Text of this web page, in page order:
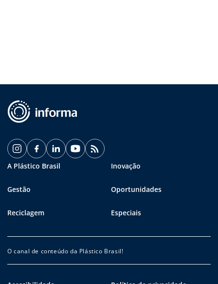
A Plástico Brasil Inovação
Gestão Oportunidades
Reciclagem Especiais
O canal de conteúdo da Plástico Brasil!